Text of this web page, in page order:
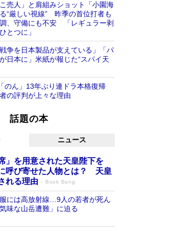
こ売人」と肩組みショット「小園海
“厳しい視線” 昨季の首位打者も
、守備にも不安 「レギュラー剥
とつに」
戦争を日本製品が支えている」「パ
日本に」米紙が報じた“スパイ天
のん」13年ぶり連ドラ本格復帰
の評判が上々な理由
話題の本
ニュース
」を用意された天皇陛下を
呼び寄せた人物とは？ 天皇
れる理由
Book Bang
には高放射線…9人の若者が死ん
味な山岳遭難」に迫る